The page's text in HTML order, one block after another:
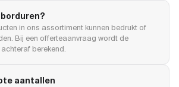
in ons assortiment kunnen bedrukt of
Bij een offerteaanvraag wordt de
berekend.
aantallen